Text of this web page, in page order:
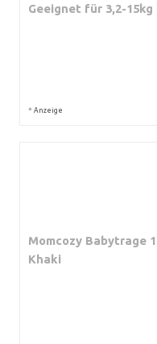
Geeignet für 3,2-15kg
* Anzeige
Momcozy Babytrage
Khaki